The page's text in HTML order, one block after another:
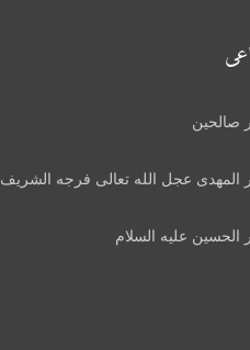
صالحین
المهدی عجل الله تعالی فرجه الشریف
الحسین علیه السلام